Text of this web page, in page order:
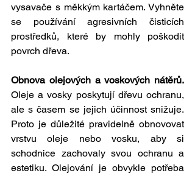
vysavače s měkkým kartáčem. Vyhněte
se používání agresivních čisticích
prostředků, které by mohly poškodit
povrch dřeva.
Oleje a vosky poskytují dřevu ochranu,
ale s časem se jejich účinnost snižuje.
Proto je důležité pravidelně obnovovat
vrstvu oleje nebo vosku, aby si
schodnice zachovaly svou ochranu a
estetiku. Olejování je obvykle potřeba